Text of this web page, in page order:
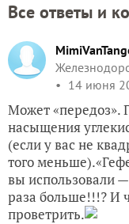
Все ответы и
14 июня
Может «передоз».
насыщения
(если у вас не
того
вы использовали
раза больше!!!? И
проветрить.